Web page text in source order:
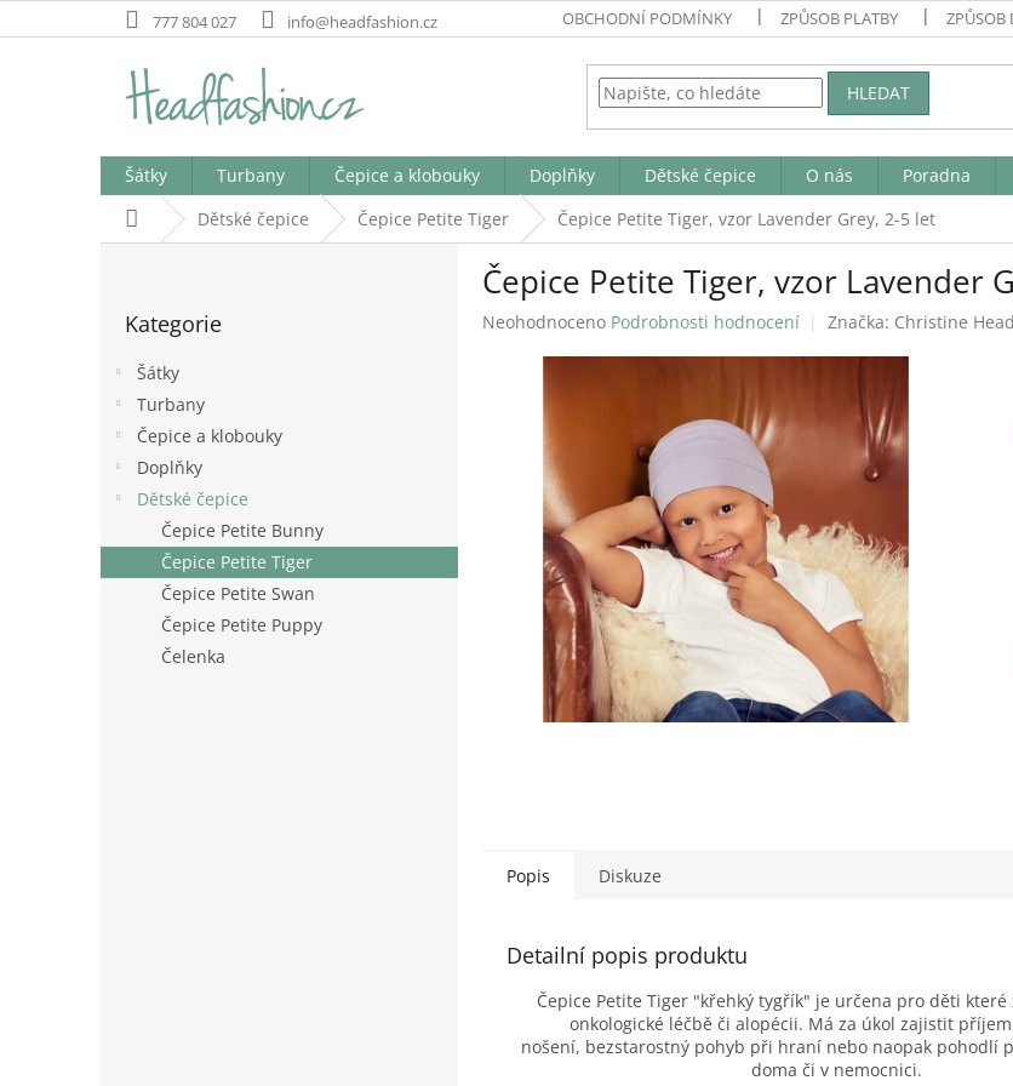
na
777 804 027 info@headfashion.cz OBCHODNÍ PODMÍNKY ZPŮSOB PLATBY ZPŮSOB
HLEDAT
Šátky Turbany Čepice a klobouky Doplňky Dětské čepice O nás Poradna
Domů Dětské čepice Čepice Petite Tiger Čepice Petite Tiger, vzor Lavender Grey, 2-5 let
n
e
kategorie
Kategorie
Šátky
Turbany
Čepice a klobouky
Doplňky
Dětské čepice
Čepice Petite Bunny
Čepice Petite Tiger
Čepice Petite Swan
Čepice Petite Puppy
Čelenka
Čepice Petite Tiger, vzor Lavender
Průměrné
hvězdiček.
Neohodnoceno Podrobnosti hodnocení Značka: Christine
Popis Diskuze
Detailní popis produktu
Čepice Petite Tiger "křehký tygřík" je určena pro děti
onkologické léčbě či alopécii. Má za úkol zajistit
nošení, bezstarostný pohyb při hraní nebo naopak pohodlí
doma či v nemocnici.